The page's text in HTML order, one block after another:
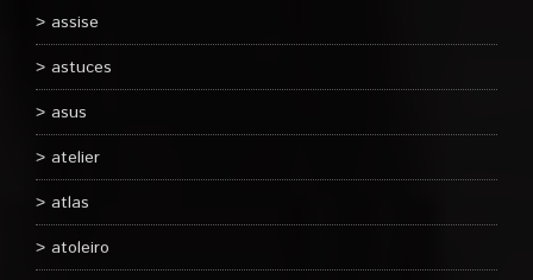
assise
astuces
asus
atelier
atlas
atoleiro